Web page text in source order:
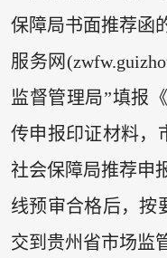
保障局书面推荐函
服务网
监督管理局”填报
传申报印证材料，
社会保障局推荐申
线预审合格后，按
交到贵州省市场监